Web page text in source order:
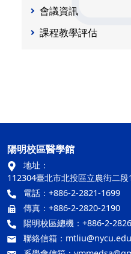
會議資訊
課程教學評估
陽明校區醫學館
地址：
112304臺北市北投區立農街二
電話：+886-2-2821-1699
傳真：+886-2-2820-2190
陽明校區總機：+886-2-
聯絡信箱：